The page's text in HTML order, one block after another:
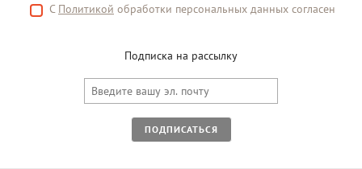
С Политикой обработки персональных данных согласен
Подписка на рассылку
ПОДПИСАТЬСЯ